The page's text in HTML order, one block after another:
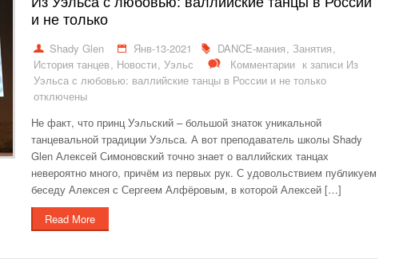
и не только
Shady Glen Янв-13-2021 DANCE-мания, Занятия,
История танцев, Новости, Уэльс Комментарии к записи Из
Уэльса с любовью: валлийские танцы в России и не только
отключены
Не факт, что принц Уэльский – большой знаток уникальной
танцевальной традиции Уэльса. А вот преподаватель школы Shady
Glen Алексей Симоновский точно знает о валлийских танцах
невероятно много, причём из первых рук. С удовольствием публикуем
беседу Алексея с Сергеем Алфёровым, в которой Алексей […]
Read More